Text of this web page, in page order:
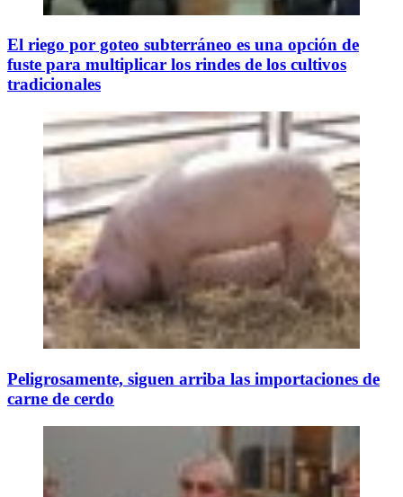
El riego por goteo subterráneo es una opción de
fuste para multiplicar los rindes de los cultivos
tradicionales
Peligrosamente, siguen arriba las importaciones de
carne de cerdo